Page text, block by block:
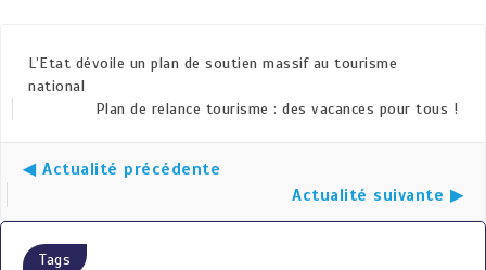
L’Etat dévoile un plan de soutien massif au tourisme
national
Plan de relance tourisme : des vacances pour tous !
◀ Actualité précédente
Actualité suivante ▶
Tags